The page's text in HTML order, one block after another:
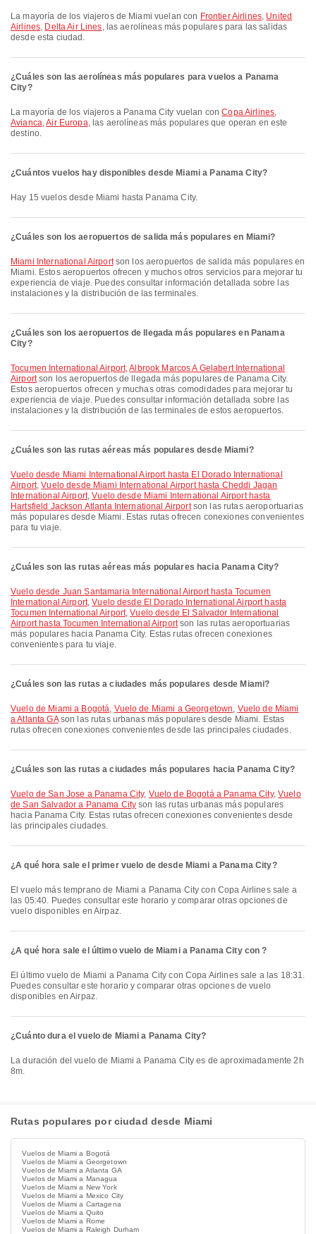
La mayoría de los viajeros de Miami vuelan con Frontier Airlines, United
Airlines, Delta Air Lines, las aerolíneas más populares para las salidas
desde esta ciudad.
¿Cuáles son las aerolíneas más populares para vuelos a Panama
City?
La mayoría de los viajeros a Panama City vuelan conCopa Airlines,
Avianca,Air Europa, las aerolíneas más populares que operan en este
destino.
¿Cuántos vuelos hay disponibles desde Miami a Panama City?
Hay 15 vuelos desde Miami hasta Panama City.
¿Cuáles son los aeropuertos de salida más populares en Miami?
Miami International Airportson los aeropuertos de salida más populares en
Miami. Estos aeropuertos ofrecen y muchos otros servicios para mejorar tu
experiencia de viaje. Puedes consultar información detallada sobre las
instalaciones y la distribución de las terminales.
¿Cuáles son los aeropuertos de llegada más populares en Panama
City?
Tocumen International Airport,Albrook Marcos A Gelabert International
Airportson los aeropuertos de llegada más populares de Panama City.
Estos aeropuertos ofrecen y muchas otras comodidades para mejorar tu
experiencia de viaje. Puedes consultar información detallada sobre las
instalaciones y la distribución de las terminales de estos aeropuertos.
¿Cuáles son las rutas aéreas más populares desde Miami?
Vuelo desde Miami International Airport hasta El Dorado International
Airport,Vuelo desde Miami International Airport hasta Cheddi Jagan
International Airport,Vuelo desde Miami International Airport hasta
Hartsfield Jackson Atlanta International Airportson las rutas aeroportuarias
más populares desde Miami. Estas rutas ofrecen conexiones convenientes
para tu viaje.
¿Cuáles son las rutas aéreas más populares hacia Panama City?
Vuelo desde Juan Santamaria International Airport hasta Tocumen
International Airport,Vuelo desde El Dorado International Airport hasta
Tocumen International Airport,Vuelo desde El Salvador International
Airport hasta Tocumen International Airportson las rutas aeroportuarias
más populares hacia Panama City. Estas rutas ofrecen conexiones
convenientes para tu viaje.
¿Cuáles son las rutas a ciudades más populares desde Miami?
Vuelo de Miami a Bogotá, Vuelo de Miami a Georgetown, Vuelo de Miami
a Atlanta GAson las rutas urbanas más populares desde Miami. Estas
rutas ofrecen conexiones convenientes desde las principales ciudades.
¿Cuáles son las rutas a ciudades más populares hacia Panama City?
Vuelo de San Jose a Panama City, Vuelo de Bogotá a Panama City, Vuelo
de San Salvador a Panama City son las rutas urbanas más populares
hacia Panama City. Estas rutas ofrecen conexiones convenientes desde
las principales ciudades.
¿A qué hora sale el primer vuelo de desde Miami a Panama City?
El vuelo más temprano de Miami a Panama City con Copa Airlines sale a
las 05:40. Puedes consultar este horario y comparar otras opciones de
vuelo disponibles en Airpaz.
¿A qué hora sale el último vuelo de Miami a Panama City con ?
El último vuelo de Miami a Panama City con Copa Airlines sale a las 18:31.
Puedes consultar este horario y comparar otras opciones de vuelo
disponibles en Airpaz.
¿Cuánto dura el vuelo de Miami a Panama City?
La duración del vuelo de Miami a Panama City es de aproximadamente 2h
8m.
Rutas populares por ciudad desde Miami
Vuelos de Miami a Bogotá
Vuelos de Miami a Georgetown
Vuelos de Miami a Atlanta GA
Vuelos de Miami a Managua
Vuelos de Miami a New York
Vuelos de Miami a Mexico City
Vuelos de Miami a Cartagena
Vuelos de Miami a Quito
Vuelos de Miami a Rome
Vuelos de Miami a Raleigh Durham